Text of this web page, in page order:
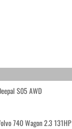
S05 AWD
740 Wagon 2.3 131HP